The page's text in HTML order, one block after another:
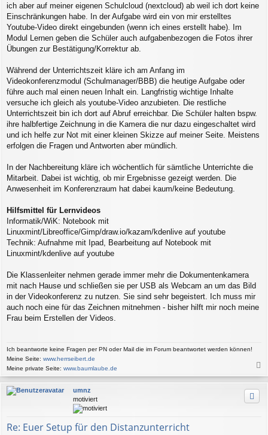
r
a
ich aber auf meiner eigenen Schulcloud (nextcloud) ab weil ich dort keine
Einschränkungen habe. In der Aufgabe wird ein von mir erstelltes
Youtube-Video direkt eingebunden (wenn ich eines erstellt habe). Im
Modul Lernen geben die Schüler auch aufgabenbezogen die Fotos ihrer
Übungen zur Bestätigung/Korrektur ab.
Während der Unterrichtszeit kläre ich am Anfang im
Videokonferenzmodul (Schulmanager/BBB) die heutige Aufgabe oder
führe auch mal einen neuen Inhalt ein. Langfristig wichtige Inhalte
versuche ich gleich als youtube-Video anzubieten. Die restliche
Unterrichtszeit bin ich dort auf Abruf erreichbar. Die Schüler halten bspw.
ihre halbfertige Zeichnung in die Kamera die nur dazu eingeschaltet wird
und ich helfe zur Not mit einer kleinen Skizze auf meiner Seite. Meistens
erfolgen die Fragen und Antworten aber mündlich.
In der Nachbereitung kläre ich wöchentlich für sämtliche Unterrichte die
Mitarbeit. Dabei ist wichtig, ob mir Ergebnisse gezeigt werden. Die
Anwesenheit im Konferenzraum hat dabei kaum/keine Bedeutung.
Hilfsmittel für Lernvideos
Informatik/WiK: Notebook mit
Linuxmint/Libreoffice/Gimp/draw.io/kazam/kdenlive auf youtube
Technik: Aufnahme mit Ipad, Bearbeitung auf Notebook mit
Linuxmint/kdenlive auf youtube
Die Klassenleiter nehmen gerade immer mehr die Dokumentenkamera
mit nach Hause und schließen sie per USB als Webcam an um das Bild
in der Videokonferenz zu nutzen. Sie sind sehr begeistert. Ich muss mir
auch noch eine für das Zeichnen mitnehmen - bisher hilft mir noch meine
Frau beim Erstellen der Videos.
Ich beantworte keine Fragen per PN oder Mail die im Forum beantwortet werden können!
Meine Seite: www.herrseibert.de
Meine private Seite: www.baumlaube.de
a
c
umnz
motiviert
Re: Euer Setup für den Distanzunterricht